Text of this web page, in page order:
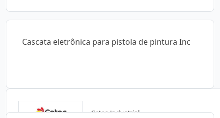
Cascata eletrônica para pistola de pintura Inc
Cetec Industrial